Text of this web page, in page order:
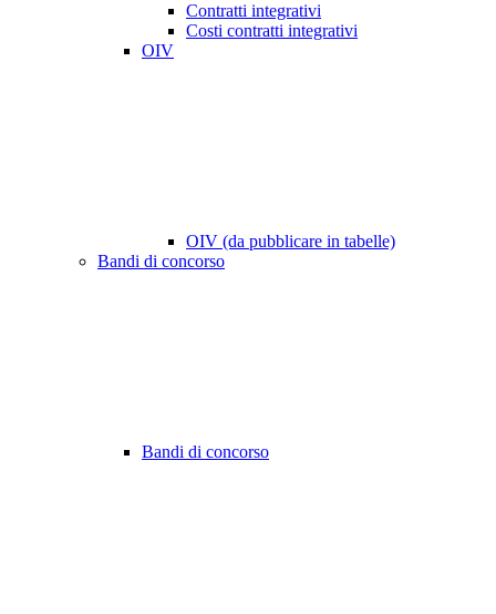
Contratti integrativi
Costi contratti integrativi
OIV
OIV (da pubblicare in tabelle)
Bandi di concorso
Bandi di concorso